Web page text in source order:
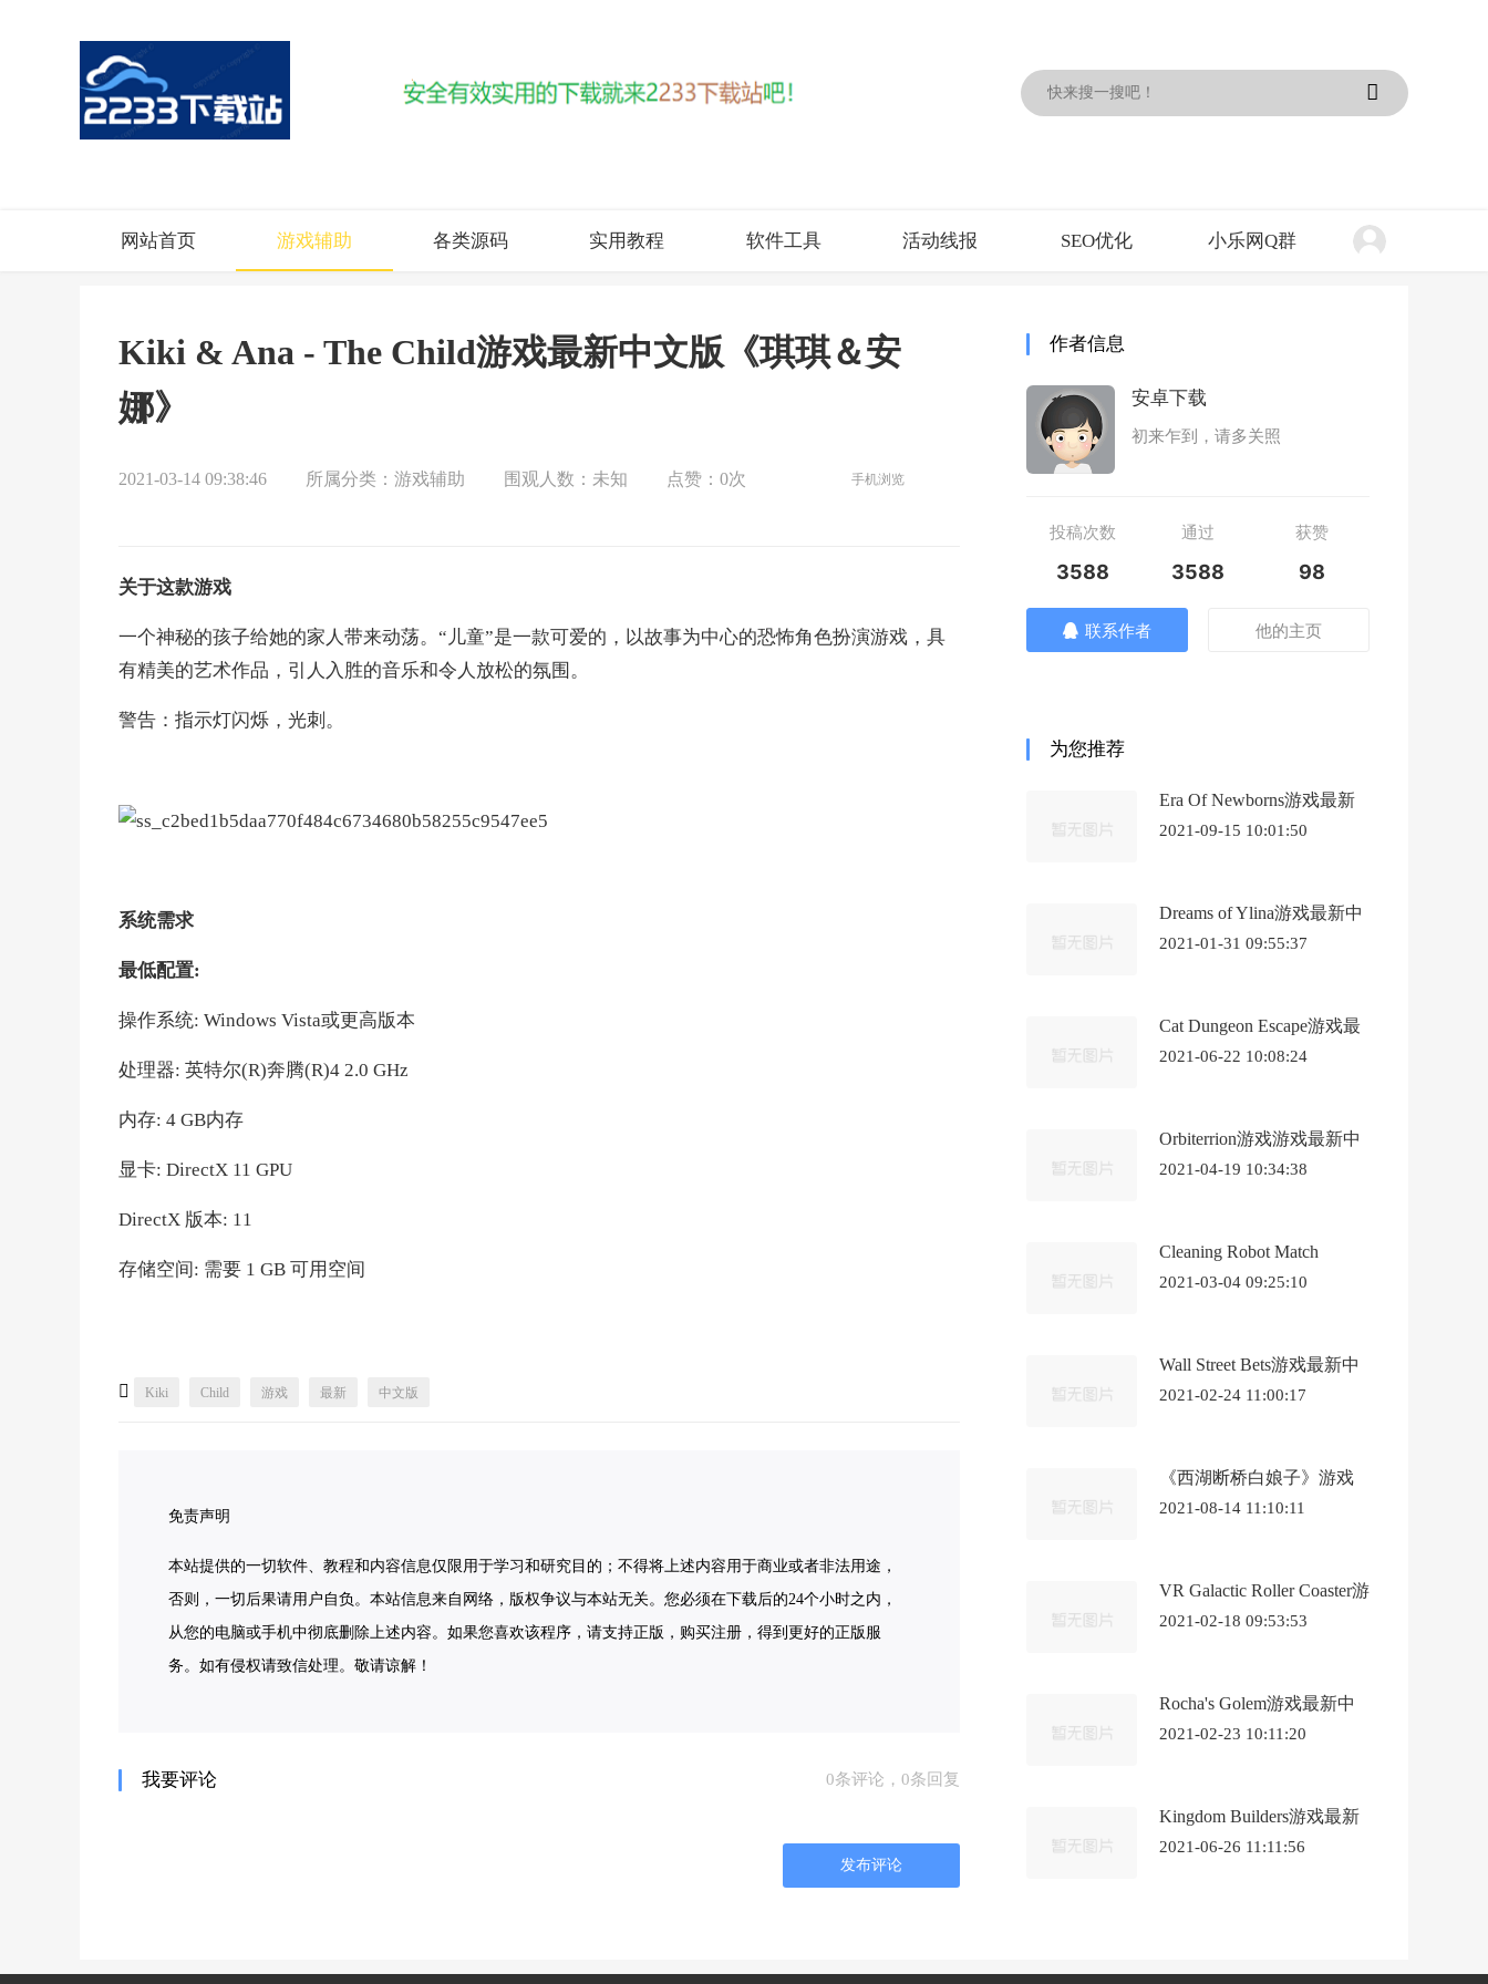
网站首页 游戏辅助 各类源码 实用教程 软件工具 活动线报 SEO优化 小乐网Q群
Kiki & Ana - The Child游戏最新中文版《琪琪＆安
娜》
2021-03-14 09:38:46 所属分类： 游戏辅助 围观人数： 未知 点赞： 0次 手机浏览
关于这款游戏
一个神秘的孩子给她的家人带来动荡。“儿童”是一款可爱的，以故事为中心的恐怖角色扮演游戏，具
有精美的艺术作品，引人入胜的音乐和令人放松的氛围。
警告：指示灯闪烁，光刺。
系统需求
最低配置:
操作系统: Windows Vista或更高版本
处理器: 英特尔(R)奔腾(R)4 2.0 GHz
内存: 4 GB内存
显卡: DirectX 11 GPU
DirectX 版本: 11
存储空间: 需要 1 GB 可用空间
 Kiki Child 游戏 最新 中文版
免责声明
本站提供的一切软件、教程和内容信息仅限用于学习和研究目的；不得将上述内容用于商业或者非法用途，
否则，一切后果请用户自负。本站信息来自网络，版权争议与本站无关。您必须在下载后的24个小时之内，
从您的电脑或手机中彻底删除上述内容。如果您喜欢该程序，请支持正版，购买注册，得到更好的正版服
务。如有侵权请致信处理。敬请谅解！
我要评论 0条评论，0条回复
发布评论
作者信息
安卓下载
初来乍到，请多关照
投稿次数 通过 获赞
3588 3588 98
联系作者 他的主页
为您推荐
Era Of Newborns游戏最新
2021-09-15 10:01:50
Dreams of Ylina游戏最新中
2021-01-31 09:55:37
Cat Dungeon Escape游戏最
2021-06-22 10:08:24
Orbiterrion游戏游戏最新中
2021-04-19 10:34:38
Cleaning Robot Match
文版《清洁机器人比赛“分
2021-03-04 09:25:10
Wall Street Bets游戏最新中
2021-02-24 11:00:17
《西湖断桥白娘子》游戏
2021-08-14 11:10:11
VR Galactic Roller Coaster游
车VR》
2021-02-18 09:53:53
Rocha's Golem游戏最新中
2021-02-23 10:11:20
Kingdom Builders游戏最新
2021-06-26 11:11:56